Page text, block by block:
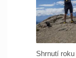
Shrnutí